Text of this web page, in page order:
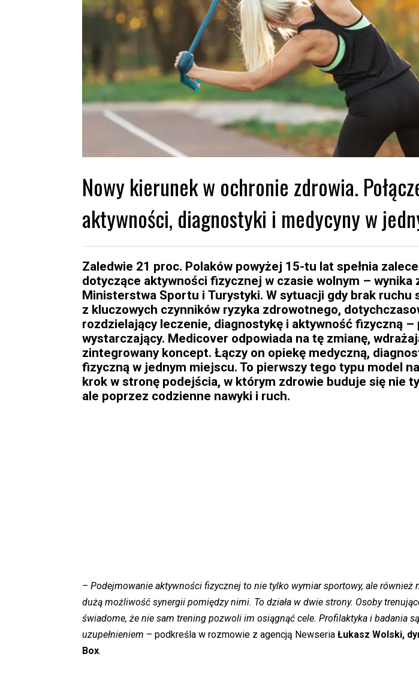
Nowy kierunek w ochronie zdrowia.
aktywności, diagnostyki i medycyny w
Zaledwie 21 proc. Polaków powyżej 15-tu lat spełnia
dotyczące aktywności fizycznej w czasie wolnym – wynika
Ministerstwa Sportu i Turystyki. W sytuacji gdy brak ruchu
z kluczowych czynników ryzyka zdrowotnego,
rozdzielający leczenie, diagnostykę i aktywność fizyczną
wystarczający. Medicover odpowiada na tę zmianę,
zintegrowany koncept. Łączy on opiekę medyczną,
fizyczną w jednym miejscu. To pierwszy tego typu model
krok w stronę podejścia, w którym zdrowie buduje się nie
ale poprzez codzienne nawyki i ruch.
– Podejmowanie aktywności fizycznej to nie tylko wymiar sportowy, ale również
dużą możliwość synergii pomiędzy nimi. To działa w dwie strony. Osoby
świadome, że nie sam trening pozwoli im osiągnąć cele. Profilaktyka i badania
uzupełnieniem – podkreśla w rozmowie z agencją Newseria Łukasz Wolski,
Box.